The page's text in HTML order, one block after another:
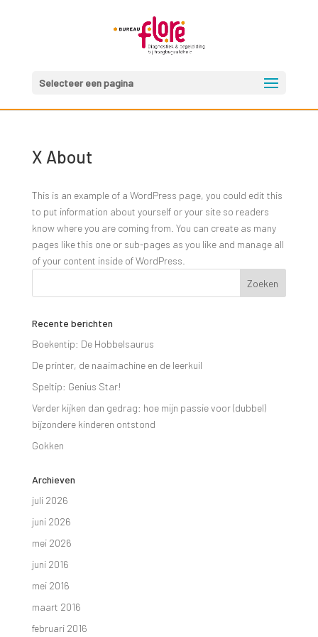
Selecteer een pagina
X About
This is an example of a WordPress page, you could edit this
to put information about yourself or your site so readers
know where you are coming from. You can create as many
pages like this one or sub-pages as you like and manage all
of your content inside of WordPress.
Recente berichten
Boekentip: De Hobbelsaurus
De printer, de naaimachine en de leerkuil
Speltip: Genius Star!
Verder kijken dan gedrag: hoe mijn passie voor (dubbel)
bijzondere kinderen ontstond
Gokken
Archieven
juli 2026
juni 2026
mei 2026
juni 2016
mei 2016
maart 2016
februari 2016